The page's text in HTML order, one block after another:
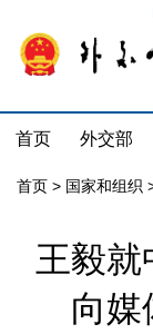
首页 外交部
首页 > 国家和组织
王毅就
向媒